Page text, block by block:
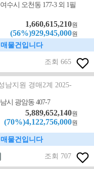
수시 오천동 177-3 외 1필
1,660,615,210원
(56%)929,945,000원
물건입니다
조회 665
남지원 경매2계 2025-
시 광암동 407-7
5,889,652,140원
(70%)4,122,756,000원
물건입니다
조회 707